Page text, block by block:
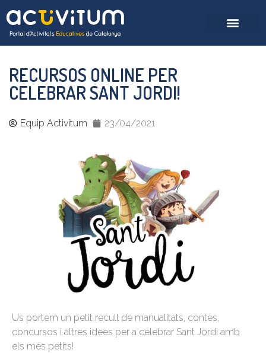
RECURSOS ONLINE PER
CELEBRAR SANT JORDI!
Equip Activitum 23/04/2021
Us portem un petit recull de manualitats, contes,
concursos i altres idees per a celebrar Sant Jordi amb
els més petits!